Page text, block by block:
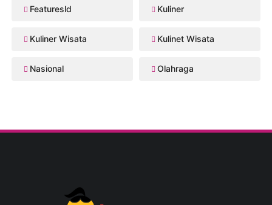
Featuresld Kuliner
Kuliner Wisata Kulinet Wisata
Nasional Olahraga